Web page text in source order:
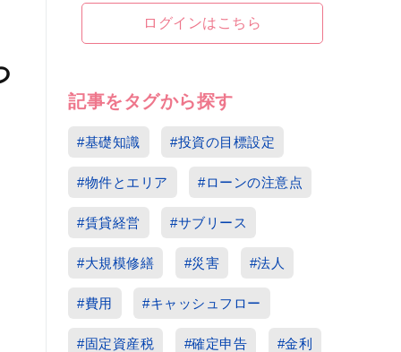
ログインはこちら
記事をタグから探す
#基礎知識 #投資の目標設定
#物件とエリア #ローンの注意点
#賃貸経営 #サブリース
#大規模修繕 #災害 #法人
#費用 #キャッシュフロー
#固定資産税 #確定申告 #金利